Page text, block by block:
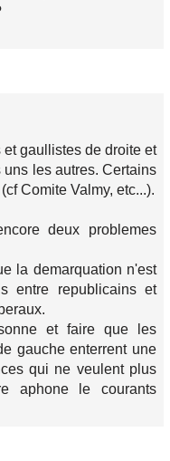
gaullistes de droite et
les autres. Certains
Comite Valmy, etc...).
deux problemes
la demarquation n'est
entre republicains et
et faire que les
gauche enterrent une
qui ne veulent plus
aphone le courants